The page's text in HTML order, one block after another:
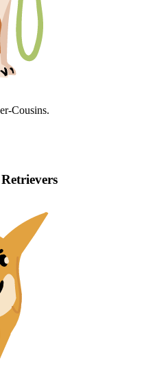
Cousins.